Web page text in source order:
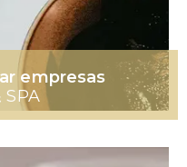
empresas
SPA